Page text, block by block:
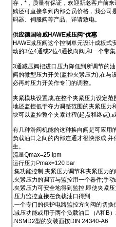
存，*，质量有保证，欢迎新老客户前
购还可直接拿到内部会员价格，我公司
码器、伺服阀等产品。详请致电。
供应德国哈威HAWE减压阀*优惠
HAWE减压阀这个控制单元设计成板
动的3位4通或2位4通换向阀,和一个带
3通减压阀把进口压力降低到所调节的
阀的微型压力开关(监控夹紧压力),在与
必再对压力开关作专门的调整。
夹紧模块设置成,在整个夹紧压力设定
地还监控低于夺力调整范围的夹紧压力
块可以监控整个夹紧过程(起点和终点),
有几种滑阀机能的这种换向阀是可应用
负载油口之间的内部连通才很快形成.
生。
流量Qmax=25 lpm
运行压力Pmax=120 bar
.集功能控制,夹紧压力调节和夹紧压力
.夹紧压力的调节与监控用一个器件;手
.夹紧压力可安全地得到监控,即使夹紧
.压力监控直接在负载油口得到
.一个专门的保护电路监控方向阀的切换
.减压功能或用于两个负载油口（A和B
.NSMD2型的安装面按DIN 24340-A6